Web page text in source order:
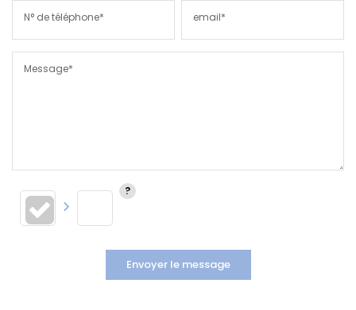
N° de téléphone* email*
Message*
Envoyer le message